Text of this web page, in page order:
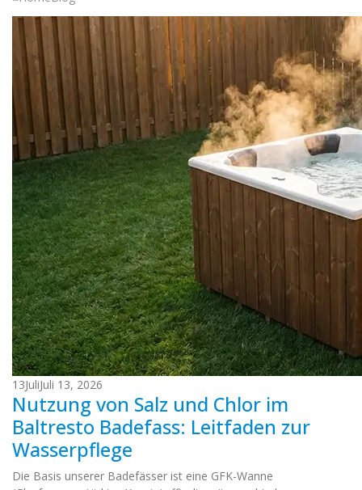
13JuliJuli 13, 2026
Nutzung von Salz und Chlor im
Baltresto Badefass: Leitfaden zur
Wasserpflege
Die Basis unserer Badefässer ist eine GFK-Wanne